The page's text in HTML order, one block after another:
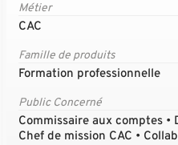
Métier
CAC
Famille de produits
Formation professionnelle
Public Concerné
Commissaire aux comptes •
Chef de mission CAC •